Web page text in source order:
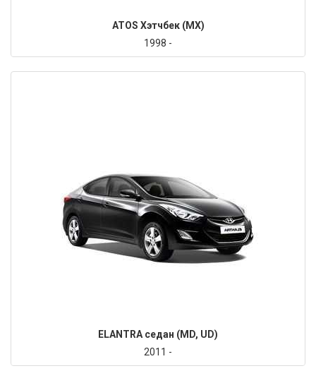
ATOS Хэтчбек (MX)
1998 -
ELANTRA седан (MD, UD)
2011 -